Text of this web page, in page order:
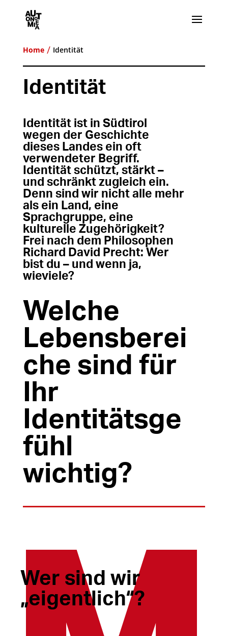
Home Identität
Identität
Identität ist in Südtirol
wegen der Geschichte
dieses Landes ein oft
verwendeter Begriff.
Identität schützt, stärkt –
und schränkt zugleich ein.
Denn sind wir nicht alle mehr
als ein Land, eine
Sprachgruppe, eine
kulturelle Zugehörigkeit?
Frei nach dem Philosophen
Richard David Precht: Wer
bist du – und wenn ja,
wieviele?
Welche
Lebensberei
che sind für
Ihr
Identitätsge
fühl
wichtig?
Wer sind wir
„eigentlich“?